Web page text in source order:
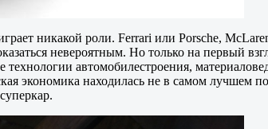
никакой роли. Ferrari или Porsche,
невероятным. Но только на первый
технологии автомобилестроения,
экономика находилась не в самом